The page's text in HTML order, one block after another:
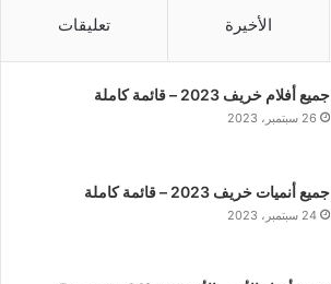
الأخيرة تعليقات
جميع أفلام خريف 2023 – قائمة كاملة
26 سبتمبر، 2023
جميع أنميات خريف 2023 – قائمة كاملة
24 سبتمبر، 2023